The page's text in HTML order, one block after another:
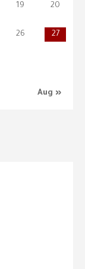
Aug »
19 20
26 27